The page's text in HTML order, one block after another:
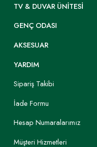
TV & DUVAR ÜNITESI
GENÇ ODASI
AKSESUAR
YARDIM
Sipariş Takibi
İade Formu
Hesap Numaralarımız
Müşteri Hizmetleri